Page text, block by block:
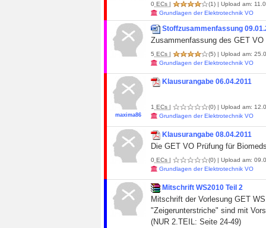
0 ECs | (1) | Upload am:
Grundlagen der Elektrotechnik VO
Stoffzusammenfassung
Zusammenfassung des GET
5 ECs | (5) | Upload am:
Grundlagen der Elektrotechnik VO
maxima86
Klausurangabe 06.04.2011
1 ECs | (0) | Upload am:
Grundlagen der Elektrotechnik VO
Klausurangabe 08.04.2011
Die GET VO Prüfung für
0 ECs | (0) | Upload am:
Grundlagen der Elektrotechnik VO
Mitschrift WS2010 Teil 2
Mitschrift der Vorlesung GET
"Zeigerunterstriche" sind mit
(NUR 2.TEIL: Seite 24-49)